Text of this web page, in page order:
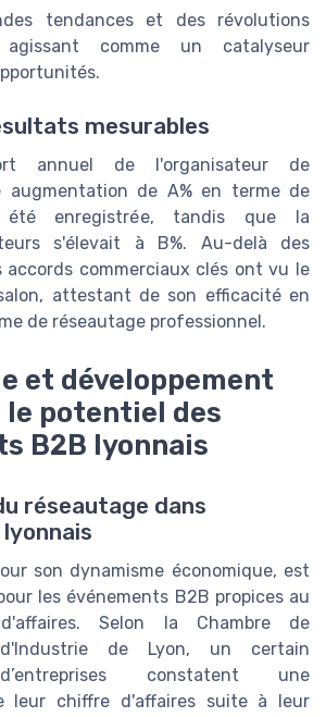
tendances et des révolutions
agissant comme un catalyseur
mesurables
annuel de l'organisateur de
augmentation de A% en terme de
été enregistrée, tandis que la
s'élevait à B%. Au-delà des
accords commerciaux clés ont vu le
attestant de son efficacité en
de réseautage professionnel.
et développement
le potentiel des
B2B lyonnais
réseautage dans
son dynamisme économique, est
les événements B2B propices au
d'affaires. Selon la Chambre de
de Lyon, un certain
constatent une
leur chiffre d'affaires suite à leur